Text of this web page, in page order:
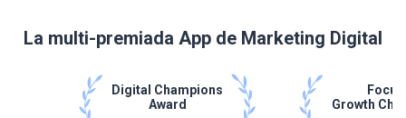
La multi-premiada App de Marketing Digital
Digital Champions
Award
Focus
Growth